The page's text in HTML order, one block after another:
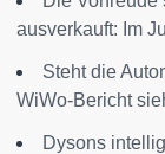
ausverkauft: Im
Steht die
WiWo-Bericht
Dysons